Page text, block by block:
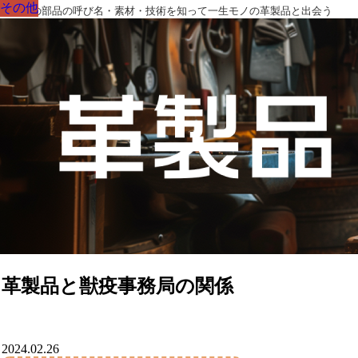
革製品の部品の呼び名・素材・技術を知って一生モノの革製品と出会う
革製品と獣疫事務局の関係
その他
2024.02.26
その他
その他
その他
その他
その他
その他